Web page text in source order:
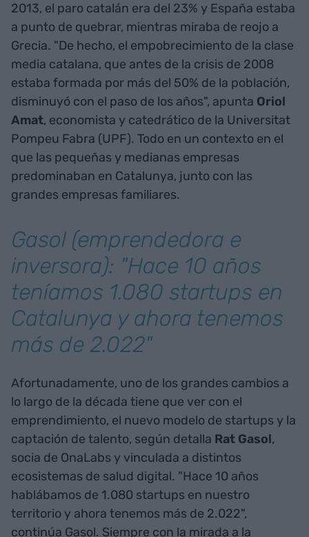
2013, el paro catalán era del 23% y España estaba
a punto de quebrar, mientras miraba de reojo a
Grecia. "De hecho, el empobrecimiento de la clase
media catalana, que antes de la crisis de 2008
estaba formada por más del 50% de la población,
disminuyó con el paso de los años", apunta Oriol
Amat, economista y catedrático de la Universitat
Pompeu Fabra (UPF). Todo en un contexto en el
que las pequeñas y medianas empresas
predominaban en Catalunya, junto con las
grandes empresas familiares.
Gasol (emprendedora e
inversora): "Hace 10 años
teníamos 1.080 startups en
Catalunya y ahora tenemos
más de 2.022"
Afortunadamente, uno de los grandes cambios a
lo largo de la década tiene que ver con el
emprendimiento, el nuevo modelo de startups y la
captación de talento, según detalla Rat Gasol,
socia de OnaLabs y vinculada a distintos
ecosistemas de salud digital. "Hace 10 años
hablábamos de 1.080 startups en nuestro
territorio y ahora tenemos más de 2.022",
continúa Gasol. Siempre con la mirada a la